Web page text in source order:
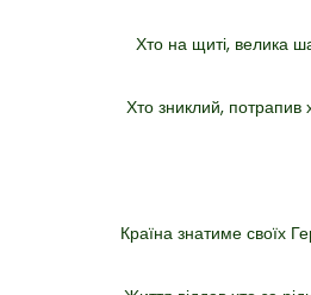
Хто на щиті, велика
Хто зниклий, потрапив
Країна знатиме своїх